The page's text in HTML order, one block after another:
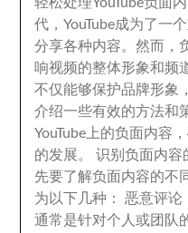
代 ，YouTube成为了一
分享各种内容。然而 ，
响视频的整体形象和频
不仅能够保护品牌形象
介绍一些有效的方法和
YouTube上的负面内容 ，
的发展。识别负面内容
先要了解负面内容的不
为以下几种 ：恶意评论
通常是针对个人或团队